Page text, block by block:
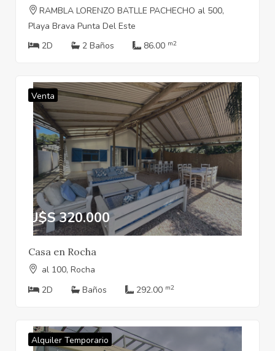
RAMBLA LORENZO BATLLE PACHECHO al 500,
Playa Brava Punta Del Este
2D
2 Baños 86.00 m2
Venta
U$S 320.000
Casa en Rocha
al 100, Rocha
2D
Baños 292.00 m2
Alquiler Temporario